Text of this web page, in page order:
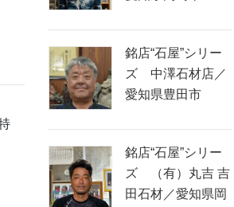
銘店“石屋”シリー
ズ 中澤石材店／
愛知県豊田市
銘店“石屋”シリー
ズ （有）丸吉 吉
田石材／愛知県岡